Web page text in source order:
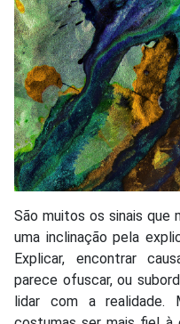
São muitos os sinais que
uma inclinação pela
Explicar, encontrar
parece ofuscar, ou
lidar com a realidade.